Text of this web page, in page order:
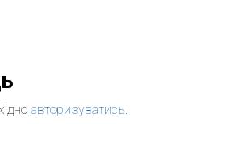
авторизуватись.